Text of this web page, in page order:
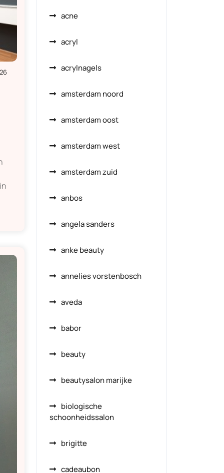
acne
acryl
acrylnagels
amsterdam noord
amsterdam oost
amsterdam west
amsterdam zuid
anbos
angela sanders
anke beauty
annelies vorstenbosch
aveda
babor
beauty
beautysalon marijke
biologische
schoonheidssalon
brigitte
cadeaubon